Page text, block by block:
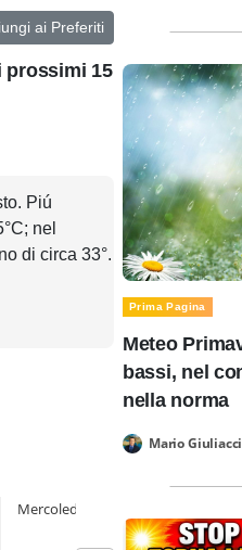
ai Preferiti
prossimi 15
Piú
nel
di circa 33°.
Mercoledì 12
Prima Pagina
Meteo
bassi, nel
nella norma
Mario Giuliacci